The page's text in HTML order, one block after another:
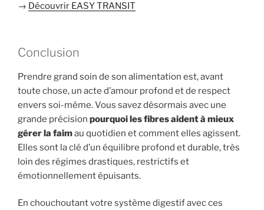
→ Découvrir EASY TRANSIT
Conclusion
Prendre grand soin de son alimentation est, avant
toute chose, un acte d’amour profond et de respect
envers soi-même. Vous savez désormais avec une
grande précision pourquoi les fibres aident à mieux
gérer la faimau quotidien et comment elles agissent.
Elles sont la clé d’un équilibre profond et durable, très
loin des régimes drastiques, restrictifs et
émotionnellement épuisants.
En chouchoutant votre système digestif avec ces